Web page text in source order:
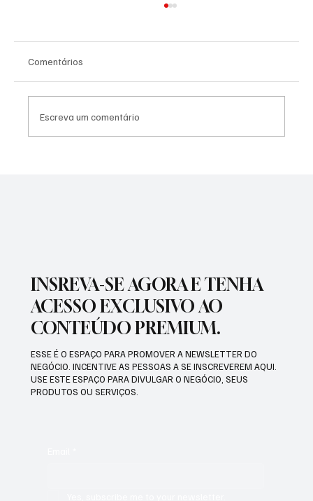
Comentários
Escreva um comentário
INSREVA-SE AGORA E TENHA
ACESSO EXCLUSIVO AO
CONTEÚDO PREMIUM.
ESSE É O ESPAÇO PARA PROMOVER A NEWSLETTER DO
NEGÓCIO. INCENTIVE AS PESSOAS A SE INSCREVEREM AQUI.
USE ESTE ESPAÇO PARA DIVULGAR O NEGÓCIO, SEUS
PRODUTOS OU SERVIÇOS.